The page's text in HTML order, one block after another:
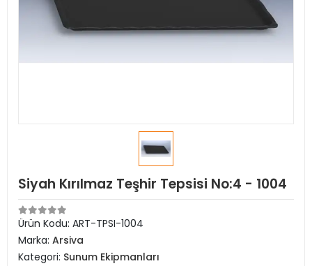
Siyah Kırılmaz Teşhir Tepsisi No:4 - 1004
Ürün Kodu: ART-TPSI-1004
Marka: Arsiva
Kategori: Sunum Ekipmanları